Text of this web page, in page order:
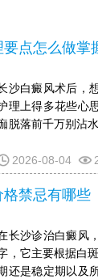
点怎么做掌
沙白癜风术后，
理上得多花些心
脱落前千万别沾
位，撑伞,戴帽子
后容易前功尽弃
麻,黑豆这类含黑
口一阵子情绪
，晚上早点睡，
变淡了，也要按
2026-08-04
禁忌有哪些
长沙诊治白癜风
，它主要根据白
还是稳定期以及